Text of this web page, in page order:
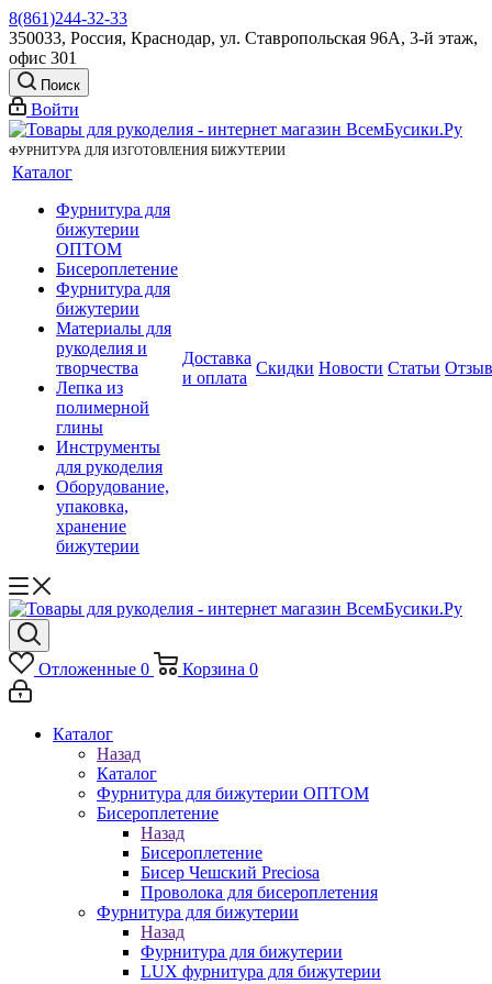
8(861)244-32-33
350033, Россия, Краснодар, ул. Ставропольская 96А, 3-й этаж,
офис 301
Поиск
Войти
ФУРНИТУРА ДЛЯ ИЗГОТОВЛЕНИЯ БИЖУТЕРИИ
Каталог
Фурнитура для
бижутерии
ОПТОМ
Бисероплетение
Фурнитура для
бижутерии
Материалы для
рукоделия и
творчества
Лепка из
полимерной
глины
Инструменты
для рукоделия
Оборудование,
упаковка,
хранение
бижутерии
Доставка
и оплата
Скидки Новости Статьи
Отложенные 0 Корзина 0
Каталог
Назад
Каталог
Фурнитура для бижутерии ОПТОМ
Бисероплетение
Назад
Бисероплетение
Бисер Чешский Preciosa
Проволока для бисероплетения
Фурнитура для бижутерии
Назад
Фурнитура для бижутерии
LUX фурнитура для бижутерии